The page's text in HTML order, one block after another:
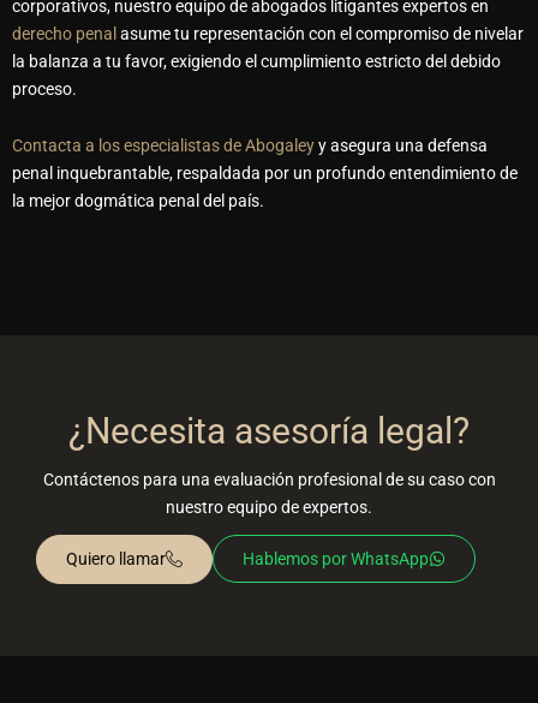
corporativos, nuestro equipo deabogados litigantesexpertos en
derecho penal asume tu representación con el compromiso de nivelar
la balanza a tu favor, exigiendo el cumplimiento estricto del debido
proceso.
Contacta a los especialistas de Abogaleyy asegura una defensa
penal inquebrantable, respaldada por un profundo entendimiento de
la mejor dogmática penal del país.
¿Necesita asesoría legal?
Contáctenos para una evaluación profesional de su caso con
nuestro equipo de expertos.
Quiero llamar Hablemos por WhatsApp